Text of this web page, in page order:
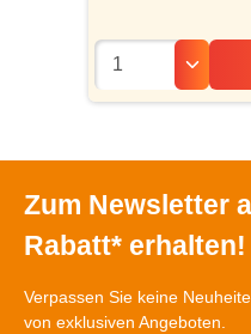
Zum Newsletter
Rabatt* erhalten!
Verpassen Sie keine
von exklusiven Angeboten.